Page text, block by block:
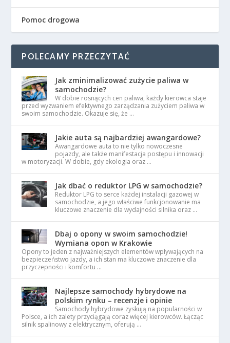
Pomoc drogowa
POLECAMY PRZECZYTAĆ
Jak zminimalizować zużycie paliwa w
samochodzie?
W dobie rosnących cen paliwa, każdy kierowca staje
przed wyzwaniem efektywnego zarządzania zużyciem paliwa w
swoim samochodzie. Okazuje się, że …
Jakie auta są najbardziej awangardowe?
Awangardowe auta to nie tylko nowoczesne
pojazdy, ale także manifestacja postępu i innowacji
w motoryzacji. W dobie, gdy ekologia oraz …
Jak dbać o reduktor LPG w samochodzie?
Reduktor LPG to serce każdej instalacji gazowej w
samochodzie, a jego właściwe funkcjonowanie ma
kluczowe znaczenie dla wydajności silnika oraz …
Dbaj o opony w swoim samochodzie!
Wymiana opon w Krakowie
Opony to jeden z najważniejszych elementów wpływających na
bezpieczeństwo jazdy, a ich stan ma kluczowe znaczenie dla
przyczepności i komfortu …
Najlepsze samochody hybrydowe na
polskim rynku – recenzje i opinie
Samochody hybrydowe zyskują na popularności w
Polsce, a ich zalety przyciągają coraz więcej kierowców. Łącząc
silnik spalinowy z elektrycznym, oferują …